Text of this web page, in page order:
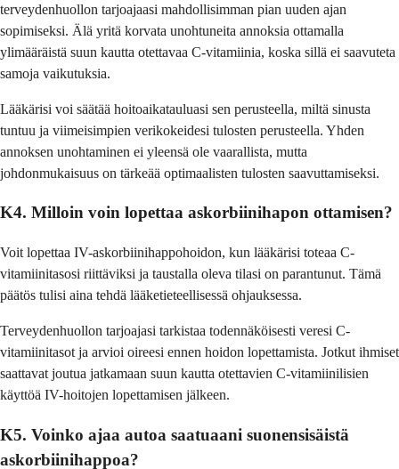
terveydenhuollon tarjoajaasi mahdollisimman pian uuden ajan
sopimiseksi. Älä yritä korvata unohtuneita annoksia ottamalla
ylimääräistä suun kautta otettavaa C-vitamiinia, koska sillä ei saavuteta
samoja vaikutuksia.
Lääkärisi voi säätää hoitoaikatauluasi sen perusteella, miltä sinusta
tuntuu ja viimeisimpien verikokeidesi tulosten perusteella. Yhden
annoksen unohtaminen ei yleensä ole vaarallista, mutta
johdonmukaisuus on tärkeää optimaalisten tulosten saavuttamiseksi.
K4. Milloin voin lopettaa askorbiinihapon ottamisen?
Voit lopettaa IV-askorbiinihappohoidon, kun lääkärisi toteaa C-
vitamiinitasosi riittäviksi ja taustalla oleva tilasi on parantunut. Tämä
päätös tulisi aina tehdä lääketieteellisessä ohjauksessa.
Terveydenhuollon tarjoajasi tarkistaa todennäköisesti veresi C-
vitamiinitasot ja arvioi oireesi ennen hoidon lopettamista. Jotkut ihmiset
saattavat joutua jatkamaan suun kautta otettavien C-vitamiinilisien
käyttöä IV-hoitojen lopettamisen jälkeen.
K5. Voinko ajaa autoa saatuaani suonensisäistä
askorbiinihappoa?